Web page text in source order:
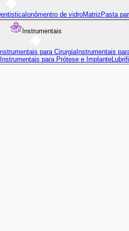
Ionômentro de vidroMatriz Pasta
Instrumentais
Instrumentais para CirurgiaInstrumentais
Instrumentais para Prótese e Implante